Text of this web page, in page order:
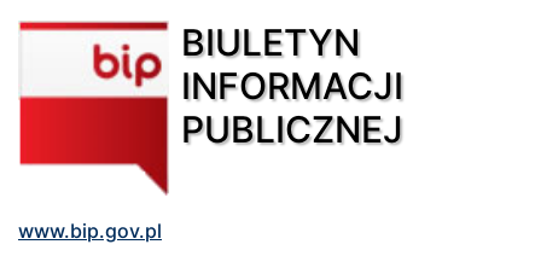
BIULETYN
INFORMACJI
PUBLICZNEJ
www.bip.gov.pl